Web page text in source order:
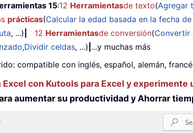
15:12 Herramientasde texto(Agregar
prácticas(Calcular la edad basada en la fecha
, ...) 12 Herramientasde conversión(Convertir
,Dividir celdas, ...) ...y muchas más
compatible con inglés, español, alemán,
con Kutools para Excel y
aumentar su productividad y Ahorrar